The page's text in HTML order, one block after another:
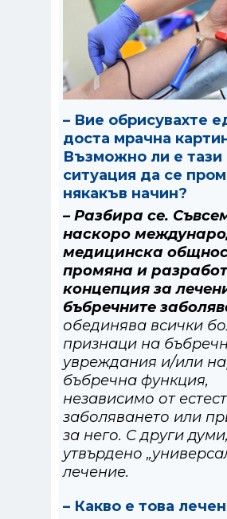
– Вие обрисувахте
доста мрачна
Възможно ли е тази
ситуация да се
някакъв начин?
– Разбира се.
наскоро
медицинска
промяна и
концепция за
бъбречните
обединява всички
признаци на
увреждания и/или
бъбречна функция,
независимо от
заболяването или
за него. С други
утвърдено
лечение.
– Какво е това